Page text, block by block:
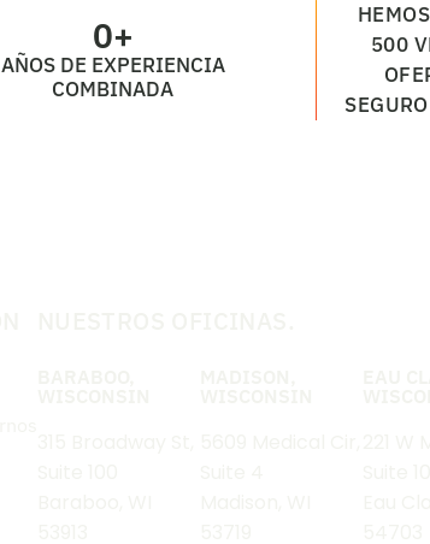
AÑOS DE EXPERIENCIA
COMBINADA
0+
500